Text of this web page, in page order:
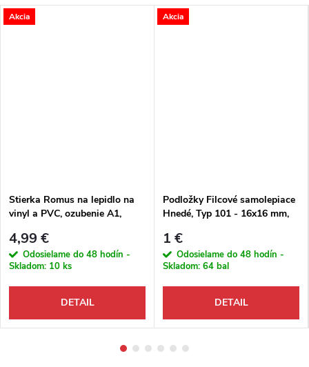
Akcia
Stierka Romus na lepidlo na
vinyl a PVC, ozubenie A1,
4,99 €
Odosielame do 48 hodín -
Skladom: 10 ks
DETAIL
Akcia
Podložky Filcové samolepiace
Hnedé, Typ 101 - 16x16 mm,
1 €
Odosielame do 48 hodín -
Skladom: 64 bal
DETAIL